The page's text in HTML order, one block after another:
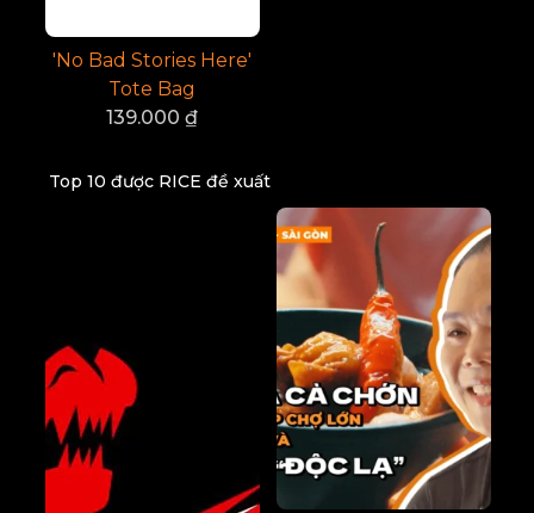
'No Bad Stories Here'
Tote Bag
139.000₫
Top 10 được RICE đề xuất